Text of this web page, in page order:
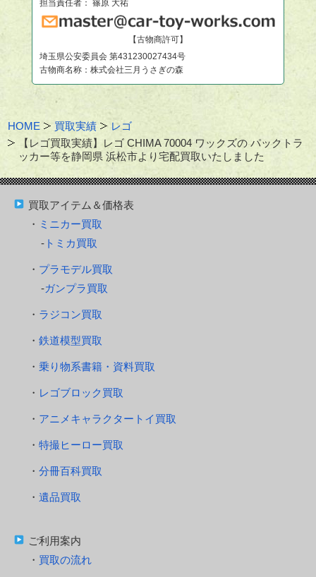
担当責任者： 篠原 大祐
【古物商許可】
埼玉県公安委員会 第431230027434号
古物商名称：株式会社三月うさぎの森
HOME 買取実績
レゴ
【レゴ買取実績】レゴ CHIMA 70004 ワックズの パックトラ
ッカー等を静岡県 浜松市より宅配買取いたしました
買取アイテム＆価格表
ミニカー買取
トミカ買取
プラモデル買取
ガンプラ買取
ラジコン買取
鉄道模型買取
乗り物系書籍・資料買取
レゴブロック買取
アニメキャラクタートイ買取
特撮ヒーロー買取
分冊百科買取
遺品買取
ご利用案内
買取の流れ